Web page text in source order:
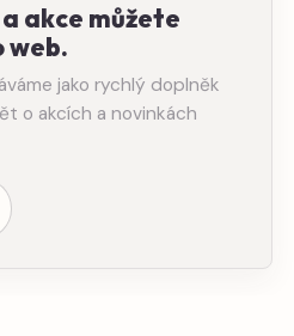
akce můžete
web.
jako rychlý doplněk
o akcích a novinkách